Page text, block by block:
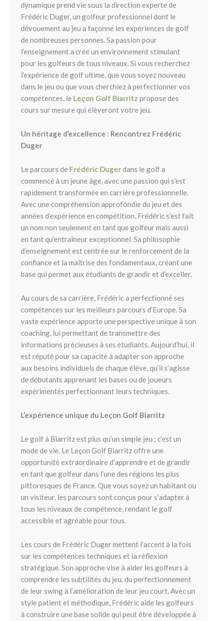
dynamique prend vie sous la direction experte de
Frédéric Duger, un golfeur professionnel dont le
dévouement au jeu a façonné les expériences de golf
de nombreuses personnes. Sa passion pour
l’enseignement a créé un environnement stimulant
pour les golfeurs de tous niveaux. Si vous recherchez
l’expérience de golf ultime, que vous soyez nouveau
dans le jeu ou que vous cherchiez à perfectionner vos
compétences, le Leçon Golf Biarritz propose des
cours sur mesure qui élèveront votre jeu.
Un héritage d’excellence : Rencontrez Frédéric
Duger
Le parcours de Frédéric Dugerdans le golf a
commencé à un jeune âge, avec une passion qui s’est
rapidement transformée en carrière professionnelle.
Avec une compréhension approfondie du jeu et des
années d’expérience en compétition, Frédéric s’est fait
un nom non seulement en tant que golfeur mais aussi
en tant qu’entraîneur exceptionnel. Sa philosophie
d’enseignement est centrée sur le renforcement de la
confiance et la maîtrise des fondamentaux, créant une
base qui permet aux étudiants de grandir et d’exceller.
Au cours de sa carrière, Frédéric a perfectionné ses
compétences sur les meilleurs parcours d’Europe. Sa
vaste expérience apporte une perspective unique à son
coaching, lui permettant de transmettre des
informations précieuses à ses étudiants. Aujourd’hui, il
est réputé pour sa capacité à adapter son approche
aux besoins individuels de chaque élève, qu’il s’agisse
de débutants apprenant les bases ou de joueurs
expérimentés perfectionnant leurs techniques.
L’expérience unique du Leçon Golf Biarritz
Le golf à Biarritz est plus qu’un simple jeu ; c’est un
mode de vie. Le Leçon Golf Biarritz offre une
opportunité extraordinaire d’apprendre et de grandir
en tant que golfeur dans l’une des régions les plus
pittoresques de France. Que vous soyez un habitant ou
un visiteur, les parcours sont conçus pour s’adapter à
tous les niveaux de compétence, rendant le golf
accessible et agréable pour tous.
Les cours de Frédéric Duger mettent l’accent à la fois
sur les compétences techniques et la réflexion
stratégique. Son approche vise à aider les golfeurs à
comprendre les subtilités du jeu, du perfectionnement
de leur swing à l’amélioration de leur jeu court. Avec un
style patient et méthodique, Frédéric aide les golfeurs
à construire une base solide qui peut être développée à